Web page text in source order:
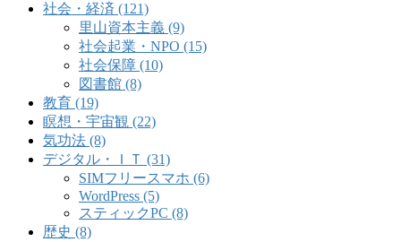
社会・経済 (121)
里山資本主義 (9)
社会起業・NPO (15)
社会保障 (10)
図書館 (8)
教育 (19)
瞑想・宇宙観 (22)
気功法 (8)
デジタル・ＩＴ (31)
SIMフリースマホ (6)
WordPress (5)
スティックPC (8)
歴史 (8)